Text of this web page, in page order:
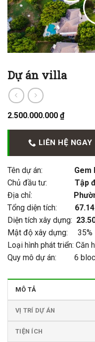
Dự án villa
2.500.000.000 ₫
LIÊN HỆ NGAY
Tên dự án: Gem
Chủ đầu tư: Tập
Địa chỉ:
Tổng diện tích:
Diện tích xây dựng:
Mật độ xây dựng: 35%
Loại hình phát triển: Căn
Quy mô dự án: 6
MÔ TẢ
VỊ TRÍ DỰ ÁN
TIỆN ÍCH